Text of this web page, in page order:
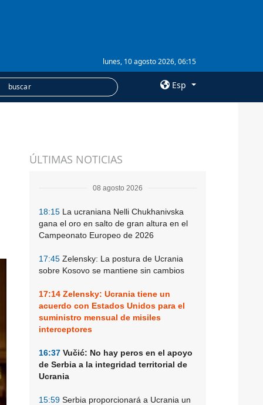
lunes, 10 agosto 2026, 06:15
Esp
Suscripción
ÚLTIMAS NOTICIAS
08 agosto 2026
18:15 La ucraniana Nelli Chukhanivska
gana el oro en salto de gran altura en el
Campeonato Europeo de 2026
17:45 Zelensky: La postura de Ucrania
sobre Kosovo se mantiene sin cambios
17:14 Zelensky: Ucrania tiene un
acuerdo con Estados Unidos para el
suministro mensual de misiles
interceptores
16:37 Vučić: No hay peros en el apoyo
de Serbia a la integridad territorial de
Ucrania
15:59 Serbia proporcionará a Ucrania un